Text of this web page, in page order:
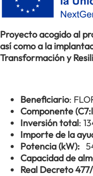
Proyecto acogido al
así como a la
Transformación y
Beneficiario:
Componente
Inversión total:
Importe de la
Potencia (kW):
Capacidad de
Real Decreto